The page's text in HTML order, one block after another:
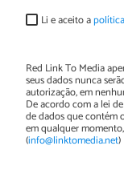
Li e aceito a
Red Link To Media
seus dados nunca
autorização, em
De acordo com a lei
de dados que contém
em qualquer
(info@linktomedia.net)